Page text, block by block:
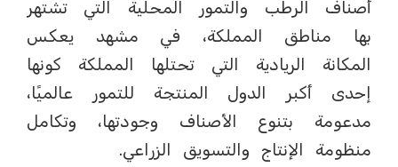
أصناف الرطب والتمور المحلية التي تشتهر
بها مناطق المملكة، في مشهد يعكس
المكانة الريادية التي تحتلها المملكة كونها
إحدى أكبر الدول المنتجة للتمور عالميًا،
مدعومة بتنوع الأصناف وجودتها، وتكامل
منظومة الإنتاج والتسويق الزراعي.